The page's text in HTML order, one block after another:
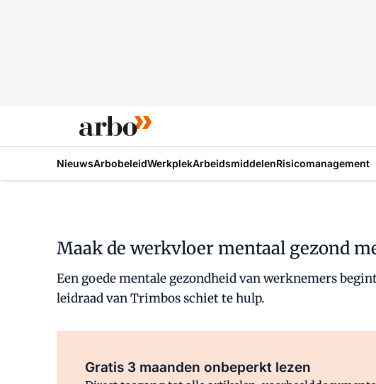
NieuwsArbobeleidWerkplekArbeidsmiddelenRisicomanagement
Maak de werkvloer mentaal gezond
Een goede mentale gezondheid van werknemers
leidraad van Trimbos schiet te hulp.
Gratis 3 maanden onbeperkt lezen